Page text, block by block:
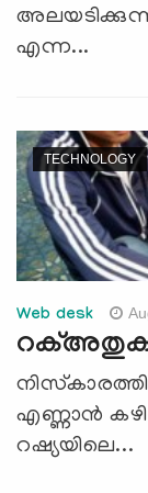
എന്ന...
TECHNOLOGY
Web desk
എണ്ണാന്‍
റഷ്യയിലെ...